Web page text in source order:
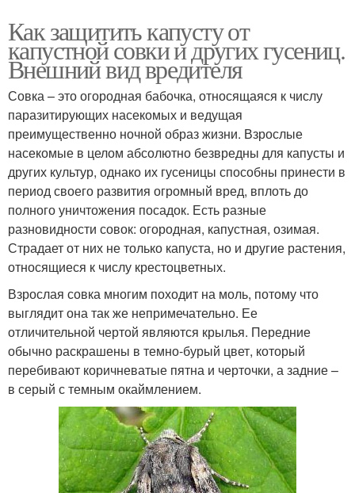
Как защитить капусту от
капустной совки и других гусениц.
Внешний вид вредителя
Совка – это огородная бабочка, относящаяся к числу
паразитирующих насекомых и ведущая
преимущественно ночной образ жизни. Взрослые
насекомые в целом абсолютно безвредны для капусты и
других культур, однако их гусеницы способны принести в
период своего развития огромный вред, вплоть до
полного уничтожения посадок. Есть разные
разновидности совок: огородная, капустная, озимая.
Страдает от них не только капуста, но и другие растения,
относящиеся к числу крестоцветных.
Взрослая совка многим походит на моль, потому что
выглядит она так же непримечательно. Ее
отличительной чертой являются крылья. Передние
обычно раскрашены в темно-бурый цвет, который
перебивают коричневатые пятна и черточки, а задние –
в серый с темным окаймлением.